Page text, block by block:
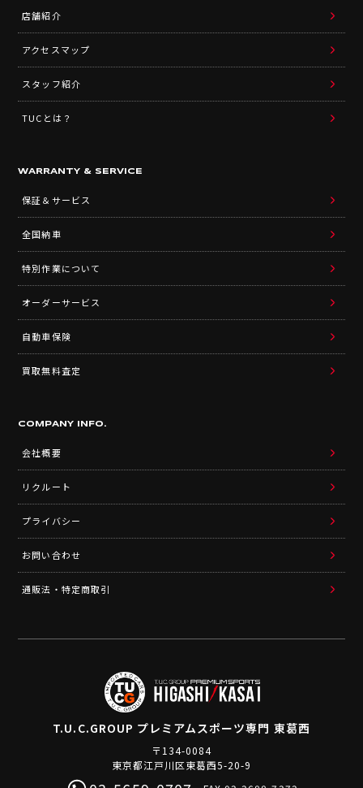
店舗紹介
アクセスマップ
スタッフ紹介
TUCとは？
WARRANTY & SERVICE
保証＆サービス
全国納車
特別作業について
オーダーサービス
自動車保険
買取無料査定
COMPANY INFO.
会社概要
リクルート
プライバシー
お問い合わせ
通販法・特定商取引
T.U.C.GROUP プレミアムスポーツ専門 東葛西
〒134-0084
東京都江戸川区東葛西5-20-9